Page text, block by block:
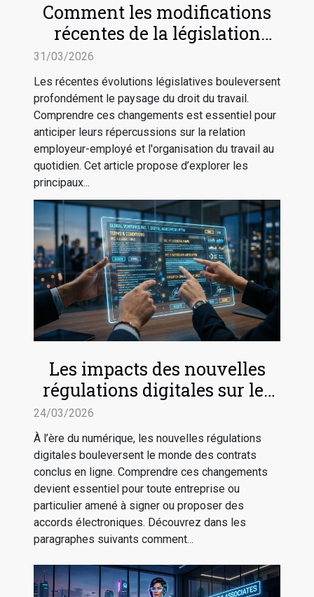
Comment les modifications
récentes de la législation
impactent-elles le droit du
travail ?
31/03/2026
Les récentes évolutions législatives bouleversent
profondément le paysage du droit du travail.
Comprendre ces changements est essentiel pour
anticiper leurs répercussions sur la relation
employeur-employé et l'organisation du travail au
quotidien. Cet article propose d’explorer les
principaux...
Les impacts des nouvelles
régulations digitales sur les
contrats en ligne
24/03/2026
À l’ère du numérique, les nouvelles régulations
digitales bouleversent le monde des contrats
conclus en ligne. Comprendre ces changements
devient essentiel pour toute entreprise ou
particulier amené à signer ou proposer des
accords électroniques. Découvrez dans les
paragraphes suivants comment...